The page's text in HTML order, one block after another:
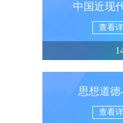
中国近现
查看
思想道
查看